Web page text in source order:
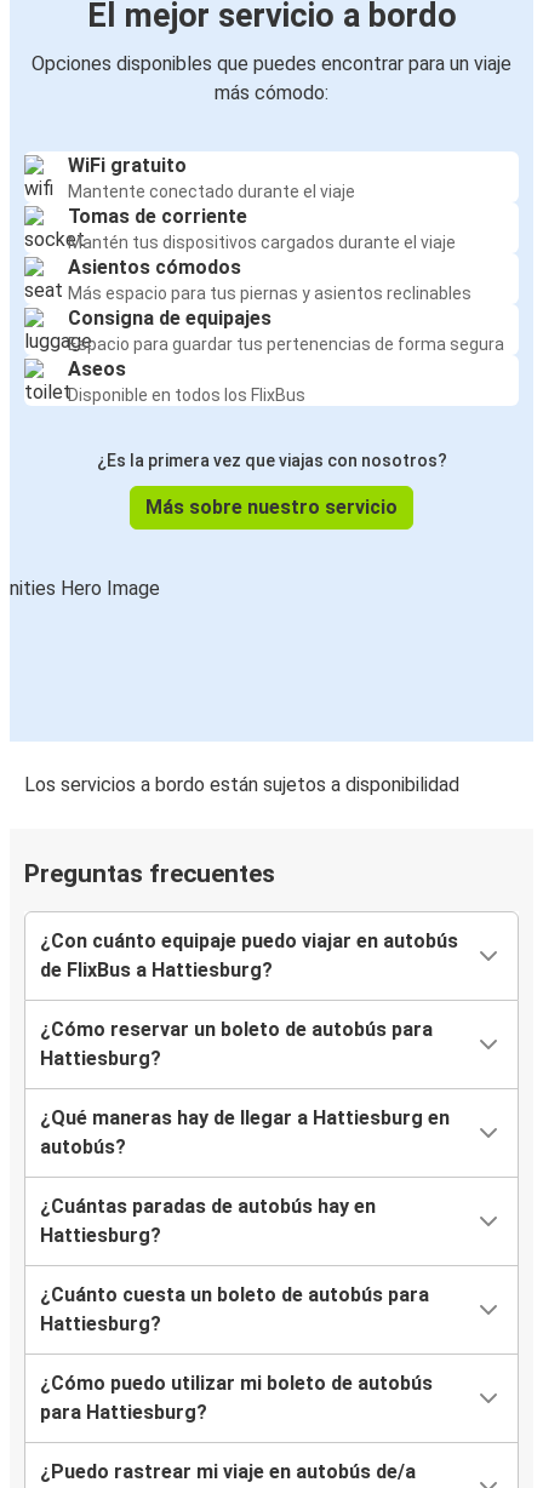
El mejor servicio a bordo
Opciones disponibles que puedes encontrar para un viaje
más cómodo:
WiFi gratuito
Mantente conectado durante el viaje
Tomas de corriente
Mantén tus dispositivos cargados durante el viaje
Asientos cómodos
Más espacio para tus piernas y asientos reclinables
Consigna de equipajes
Espacio para guardar tus pertenencias de forma segura
Aseos
Disponible en todos los FlixBus
¿Es la primera vez que viajas con nosotros?
Más sobre nuestro servicio
Los servicios a bordo están sujetos a disponibilidad
Preguntas frecuentes
¿Con cuánto equipaje puedo viajar en autobús
de FlixBus a Hattiesburg?
¿Cómo reservar un boleto de autobús para
Hattiesburg?
¿Qué maneras hay de llegar a Hattiesburg en
autobús?
¿Cuántas paradas de autobús hay en
Hattiesburg?
¿Cuánto cuesta un boleto de autobús para
Hattiesburg?
¿Cómo puedo utilizar mi boleto de autobús
para Hattiesburg?
¿Puedo rastrear mi viaje en autobús de/a